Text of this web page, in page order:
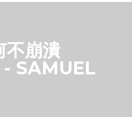
不崩潰
SAMUEL